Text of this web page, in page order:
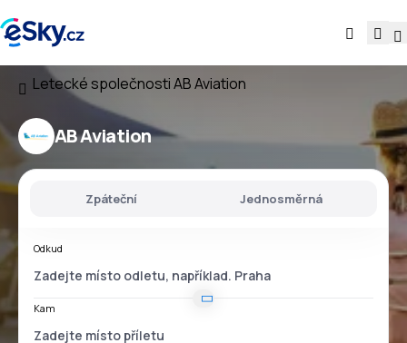
Letecké společnostiAB Aviation
AB Aviation
Zpáteční Jednosměrná
Odkud
Kam